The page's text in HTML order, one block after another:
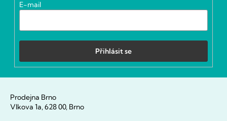
E-mail
Přihlásit se
Prodejna Brno
Vlkova 1a, 628 00, Brno